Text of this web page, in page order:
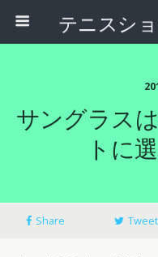
サングラス
トに
Share Tweet